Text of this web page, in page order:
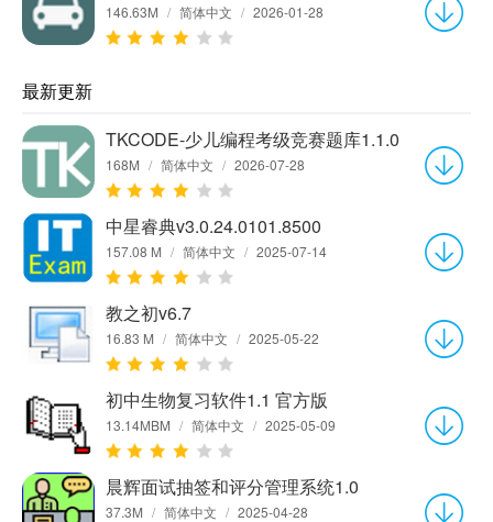
146.63M / 简体中文 / 2026-01-28
最新更新
TKCODE-少儿编程考级竞赛题库1.1.0
168M / 简体中文 / 2026-07-28
中星睿典v3.0.24.0101.8500
157.08 M / 简体中文 / 2025-07-14
教之初v6.7
16.83 M / 简体中文 / 2025-05-22
初中生物复习软件1.1 官方版
13.14MBM / 简体中文 / 2025-05-09
晨辉面试抽签和评分管理系统1.0
37.3M / 简体中文 / 2025-04-28